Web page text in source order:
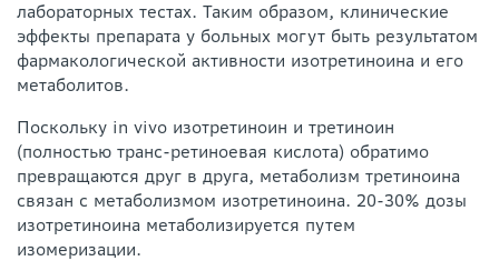
лабораторных тестах. Таким образом, клинические
эффекты препарата у больных могут быть результатом
фармакологической активности изотретиноина и его
метаболитов.
Поскольку in vivo изотретиноин и третиноин
(полностью транс-ретиноевая кислота) обратимо
превращаются друг в друга, метаболизм третиноина
связан с метаболизмом изотретиноина. 20-30% дозы
изотретиноина метаболизируется путем
изомеризации.